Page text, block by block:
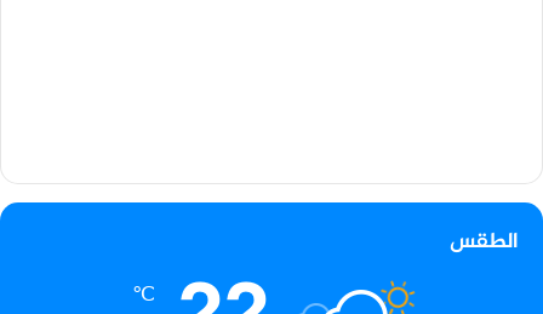
الطقس
℃